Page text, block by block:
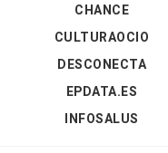
CHANCE
CULTURAOCIO
DESCONECTA
EPDATA.ES
INFOSALUS